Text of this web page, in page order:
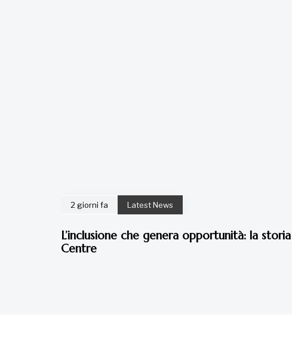
2 giorni fa Latest News
L’inclusione che genera opportunità: la
Centre